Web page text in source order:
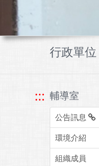
行政單位
::: 輔導室
公告訊息
環境介紹
組織成員